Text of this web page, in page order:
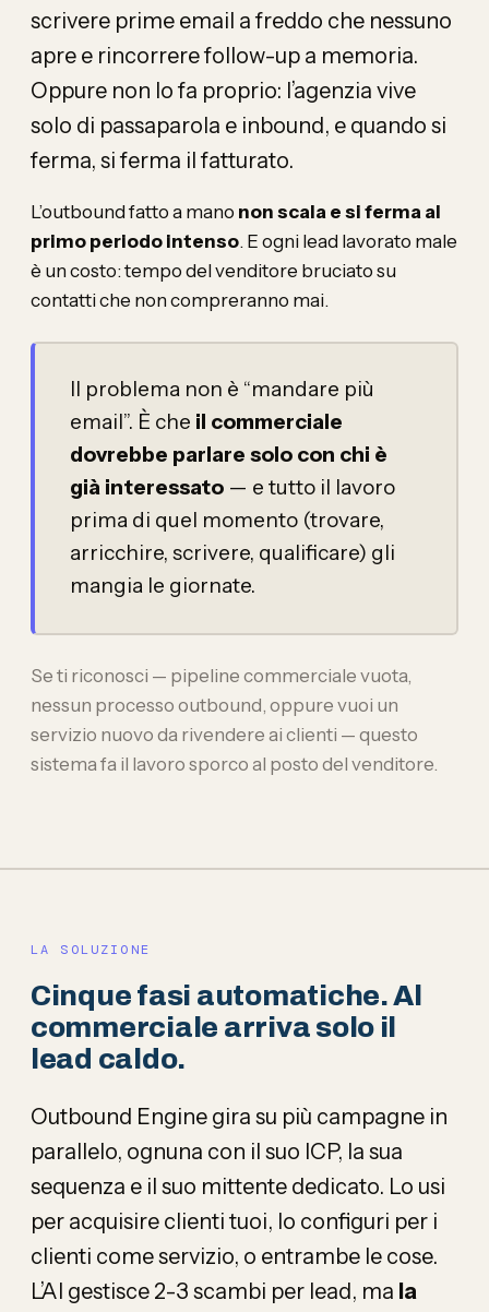
scrivere prime email a freddo che nessuno
apre e rincorrere follow-up a memoria.
Oppure non lo fa proprio: l’agenzia vive
solo di passaparola e inbound, e quando si
ferma, si ferma il fatturato.
L’outbound fatto a mano non scala e si ferma al
primo periodo intenso. E ogni lead lavorato male
è un costo: tempo del venditore bruciato su
contatti che non compreranno mai.
Il problema non è “mandare più
email”. È che il commerciale
dovrebbe parlare solo con chi è
già interessato — e tutto il lavoro
prima di quel momento (trovare,
arricchire, scrivere, qualificare) gli
mangia le giornate.
Se ti riconosci — pipeline commerciale vuota,
nessun processo outbound, oppure vuoi un
servizio nuovo da rivendere ai clienti — questo
sistema fa il lavoro sporco al posto del venditore.
LA SOLUZIONE
Cinque fasi automatiche. Al
commerciale arriva solo il
lead caldo.
Outbound Engine gira su più campagne in
parallelo, ognuna con il suo ICP, la sua
sequenza e il suo mittente dedicato. Lo usi
per acquisire clienti tuoi, lo configuri per i
clienti come servizio, o entrambe le cose.
L’AI gestisce 2-3 scambi per lead, ma la